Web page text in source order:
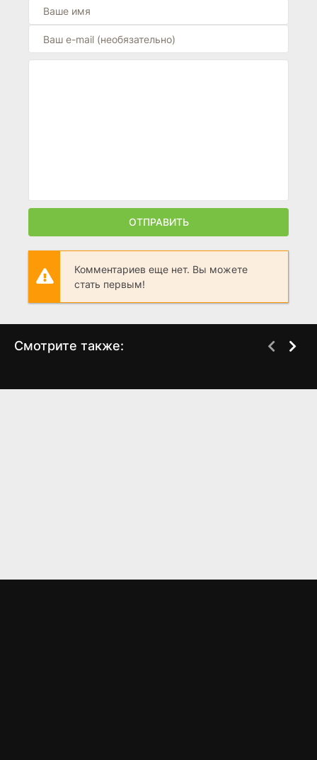
ОТПРАВИТЬ
Комментариев еще нет. Вы можете
стать первым!
Смотрите также: